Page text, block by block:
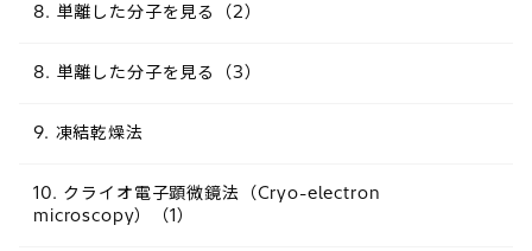
8. 単離した分子を見る（2）
8. 単離した分子を見る（3）
9. 凍結乾燥法
10. クライオ電子顕微鏡法（Cryo-electron
microscopy）（1）